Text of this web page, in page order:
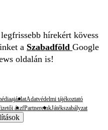
hírekért kövess
a Szabadföld Google
oldalán is!
Adatvédelmi tájékoztató
ászfPartnereinkJátékszabályzat